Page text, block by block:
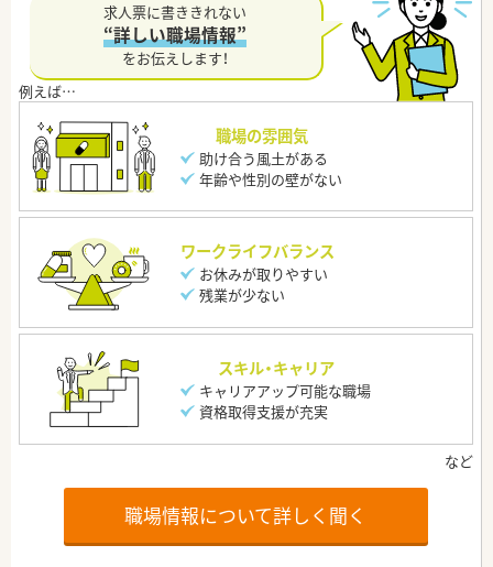
求人票に書ききれない
“詳しい職場情報”
をお伝えします！
職場の雰囲気
助け合う風土がある
年齢や性別の壁がない
ワークライフバランス
お休みが取りやすい
残業が少ない
スキル・キャリア
キャリアアップ可能な職場
資格取得支援が充実
職場情報について詳しく聞く